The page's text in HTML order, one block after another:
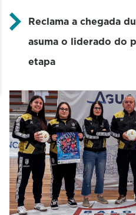
Reclama a chegada
asuma o liderado do
etapa